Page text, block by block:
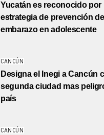
Yucatán es reconocido por
estrategia de prevención del
embarazo en adolescente
CANCÚN
Designa el Inegi a Cancún
segunda ciudad mas
país
CANCÚN